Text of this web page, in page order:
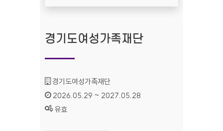
경기도여성가족재단
기관명 :
경기도여성가족재단
인증기간 :
2026.05.29 ~ 2027.05.28
상태 :
유효